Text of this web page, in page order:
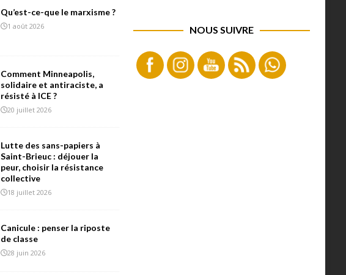
Qu’est-ce-que le marxisme ?
1 août 2026
Comment Minneapolis,
solidaire et antiraciste, a
résisté à ICE ?
20 juillet 2026
Lutte des sans-papiers à
Saint-Brieuc : déjouer la
peur, choisir la résistance
collective
18 juillet 2026
Canicule : penser la riposte
de classe
28 juin 2026
NOUS SUIVRE